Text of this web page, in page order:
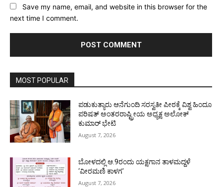
Save my name, email, and website in this browser for the
next time I comment.
MOST POPULAR
ಪಡುಕುತ್ಯಾರು ಆನೆಗುಂದಿ ಸರಸ್ವತೀ ಪೀಠಕ್ಕೆ ವಿಶ್ವ ಹಿಂದೂ
ಪರಿಷತ್ ಅಂತರರಾಷ್ಟ್ರೀಯ ಅಧ್ಯಕ್ಷ ಅಲೋಕ್
ಕುಮಾರ್ ಭೇಟಿ
August 7, 2026
ಬೋಳದಲ್ಲಿ ಆ.9ರಂದು ಯಕ್ಷಗಾನ ತಾಳಮದ್ದಳೆ
‘ವೀರಮಣಿ ಕಾಳಗ’
August 7, 2026